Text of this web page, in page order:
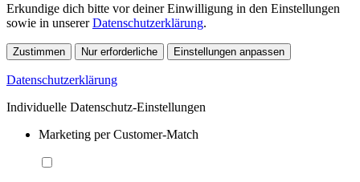
Erkundige dich bitte vor deiner Einwilligung in den Einstellungen
sowie in unsererDatenschutzerklärung.
Zustimmen Nur erforderliche Einstellungen anpassen
Datenschutzerklärung
Individuelle Datenschutz-Einstellungen
Marketing per Customer-Match